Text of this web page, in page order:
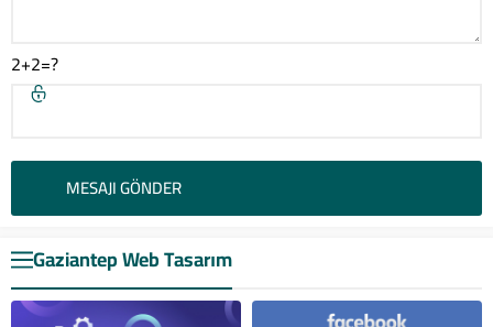
2+2=?
Gaziantep Web Tasarım